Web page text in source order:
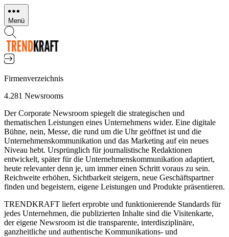
Direkt
zum
Inhalt
Menü
Firmenverzeichnis
4.281 Newsrooms
Der Corporate Newsroom spiegelt die strategischen und
thematischen Leistungen eines Unternehmens wider. Eine digitale
Bühne, nein, Messe, die rund um die Uhr geöffnet ist und die
Unternehmenskommunikation und das Marketing auf ein neues
Niveau hebt. Ursprünglich für journalistische Redaktionen
entwickelt, später für die Unternehmenskommunikation adaptiert,
heute relevanter denn je, um immer einen Schritt voraus zu sein.
Reichweite erhöhen, Sichtbarkeit steigern, neue Geschäftspartner
finden und begeistern, eigene Leistungen und Produkte präsentieren.
TRENDKRAFT liefert erprobte und funktionierende Standards für
jedes Unternehmen, die publizierten Inhalte sind die Visitenkarte,
der eigene Newsroom ist die transparente, interdisziplinäre,
ganzheitliche und authentische Kommunikations- und